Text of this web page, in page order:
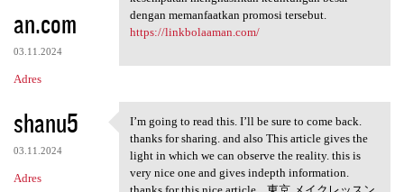
an.com
03.11.2024
Adres
dengan memanfaatkan promosi tersebut.
https://linkbolaaman.com/
shanu5
03.11.2024
Adres
I’m going to read this. I’ll
I’m going to read this. I’ll be sure to come back.
thanks for sharing. and also This article gives the
light in which we can observe the reality. this is
very nice one and gives indepth information.